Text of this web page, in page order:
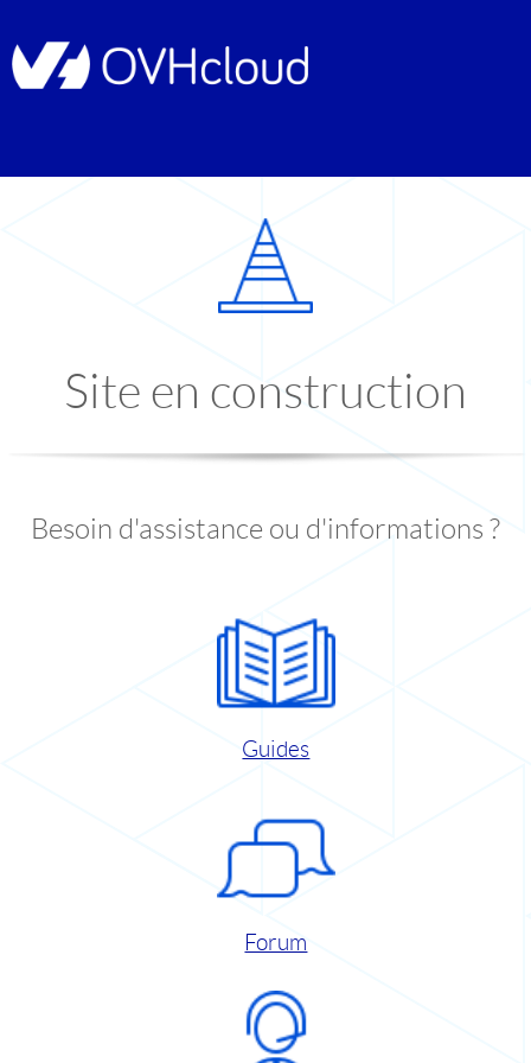
Site en construction
Besoin d'assistance ou d'informations ?
Guides
Forum